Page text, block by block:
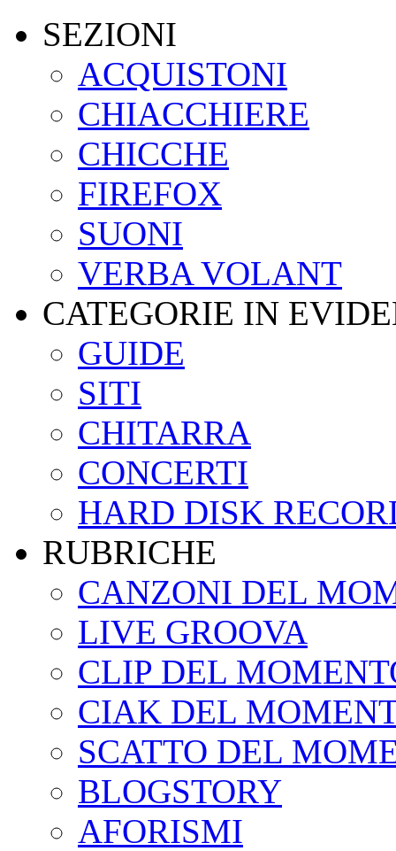
SEZIONI
ACQUISTONI
CHIACCHIERE
CHICCHE
FIREFOX
SUONI
VERBA VOLANT
CATEGORIE IN
GUIDE
SITI
CHITARRA
CONCERTI
HARD DISK
RUBRICHE
CANZONI DEL
LIVE GROOVA
CLIP DEL
CIAK DEL
SCATTO DEL
BLOGSTORY
AFORISMI